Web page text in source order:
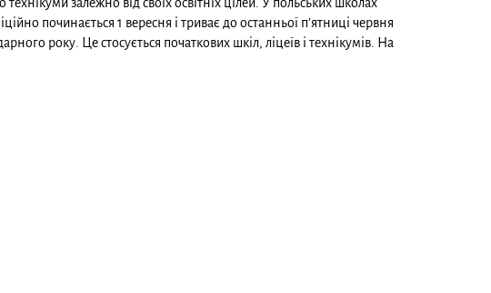
починається 1 вересня і триває до останньої п’ятниці червня
року. Це стосується початкових шкіл, ліцеїв і технікумів. На